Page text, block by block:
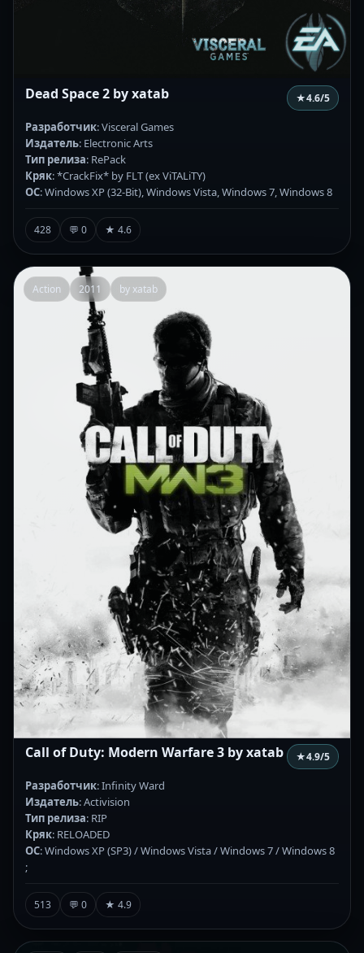
Dead Space 2 by xatab ★4.6/5
Разработчик: Visceral Games
Издатель: Electronic Arts
Тип релиза: RePack
Кряк: *CrackFix* by FLT (ex ViTALiTY)
ОС: Windows XP (32-Bit), Windows Vista, Windows 7, Windows 8
428 💬 0 ★ 4.6
Action 2011 by xatab
Call of Duty: Modern Warfare 3 by xatab ★4.9/5
Разработчик: Infinity Ward
Издатель: Activision
Тип релиза: RIP
Кряк: RELOADED
ОС: Windows XP (SP3) / Windows Vista / Windows 7 / Windows 8
;
513 💬 0 ★ 4.9